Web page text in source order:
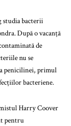
studia bacterii
După o vacanță
de
nu se
penicilinei, primul
bacteriene.
Harry Coover
pentru